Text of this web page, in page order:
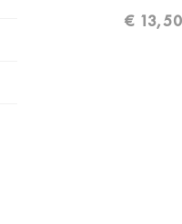
€ 13,50